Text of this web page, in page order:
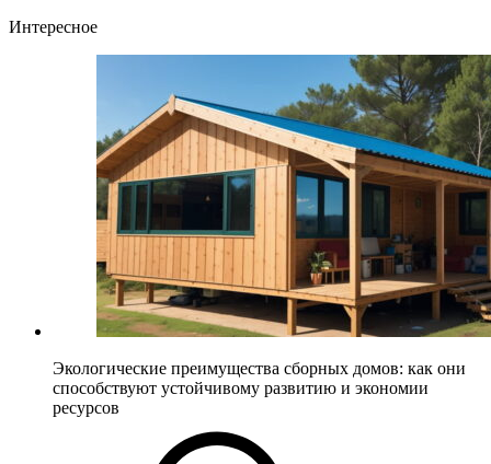
Интересное
Экологические преимущества сборных домов: как они
способствуют устойчивому развитию и экономии
ресурсов